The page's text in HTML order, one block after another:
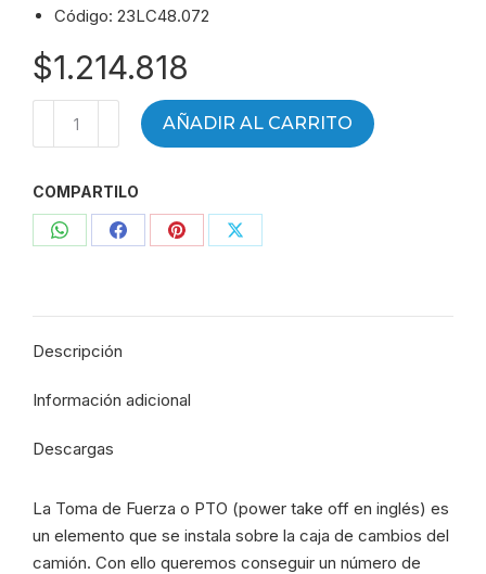
Código: 23LC48.072
$1.214.818
SCANIA
-
Z8
Z8
TORK
-
23LC48.072
20300
cantidad
AÑADIR AL CARRITO
COMPARTILO
CompartirCompartirCompartirCompartir
Descripción
Información adicional
Descargas
La Toma de Fuerza o PTO (power take off en inglés) es
un elemento que se instala sobre la caja de cambios del
camión. Con ello queremos conseguir un número de